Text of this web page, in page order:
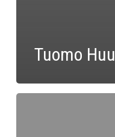
Tuomo
Jaakko